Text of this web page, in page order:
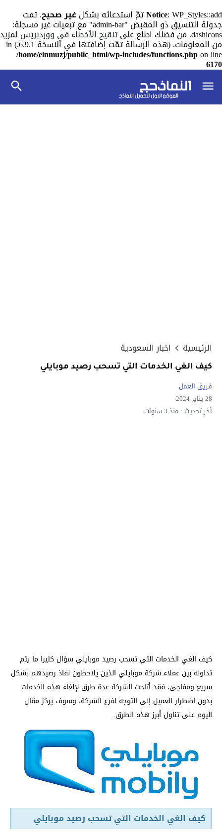
Notice: WP_Styles::add تمّ استدعائه بشكل غير صحيح. تمت
جدولة التنسيق ذو المقبض "admin-bar" مع تبعيات غير مسجلة:
dashicons. من فضلك اطلع على تنقيح الأخطاء في ووردبريس لمزيد
من المعلومات. (هذه الرسالة تمّت إضافتها في النسخة 6.9.1.) in
/home/elnmuzj/public_html/wp-includes/functions.phpon line
6170
الرئيسية اخبار السعودية
كيف الغي الخدمات التي تسحب رصيد موبايلي
فريق العمل
28 يناير 2024
آخر تحديث : منذ 3 سنوات
كيف الغي الخدمات التي تسحب رصيد موبايلي سؤال كثيرا ما يتم
تداوله بين عملاء شركة موبايلي الذين يلاحظون نفاذ رصيدهم بشكل
سريع ومفاجئ، فقد أتاحت الشركة عدة طرق لإلغاء هذه الخدمات
بدون اضطرار العميل إلى التوجه لفرع الشركة، وسوف يركز مقال
اليوم على تناول أبرز هذه الطرق.
كيف الغي الخدمات التي تسحب رصيد موبايلي